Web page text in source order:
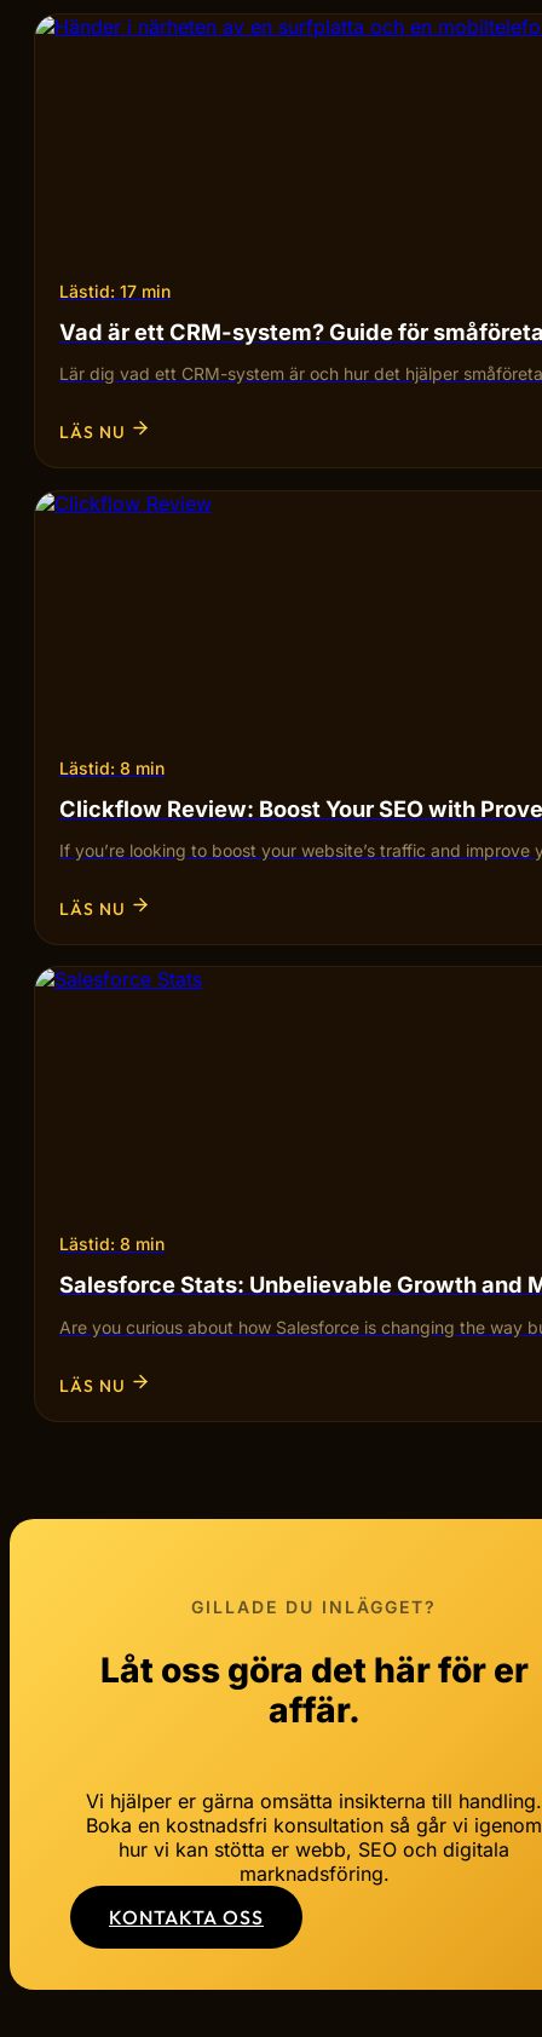
Lästid: 17 min
Vad är ett CRM-system? Guide för
Lär dig vad ett CRM-system är och hur det hjälper
LÄS NU
Lästid: 8 min
Clickflow Review: Boost Your SEO with
If you’re looking to boost your website’s traffic and
LÄS NU
Lästid: 8 min
Salesforce Stats: Unbelievable Growth and
Are you curious about how Salesforce is changing the way
LÄS NU
GILLADE DU INLÄGGET?
Låt oss göra det här för er
affär.
Vi hjälper er gärna omsätta insikterna till handling.
Boka en kostnadsfri konsultation så går vi igenom
hur vi kan stötta er webb, SEO och digitala
marknadsföring.
KONTAKTA OSS